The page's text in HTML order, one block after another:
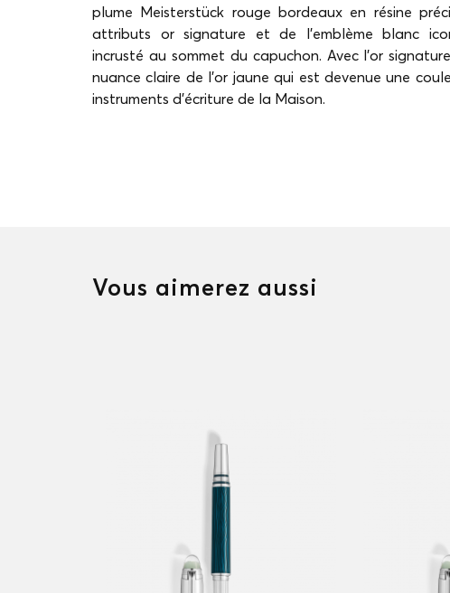
plume Meisterstück rouge bordeaux en résine
attributs or signature et de l’emblème blanc
incrusté au sommet du capuchon. Avec l'or
nuance claire de l'or jaune qui est devenue une
instruments d'écriture de la Maison.
Vous aimerez aussi